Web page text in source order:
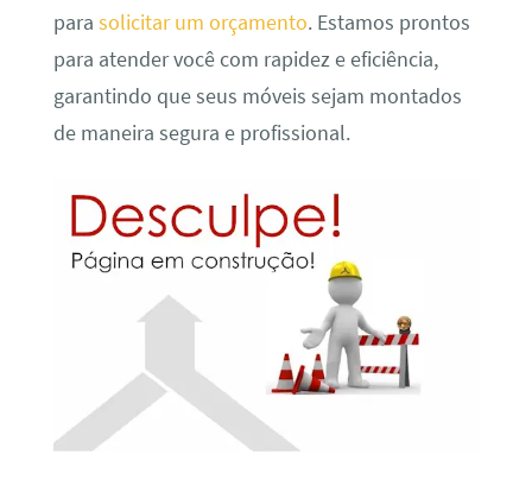
para solicitar um orçamento. Estamos prontos
para atender você com rapidez e eficiência,
garantindo que seus móveis sejam montados
de maneira segura e profissional.